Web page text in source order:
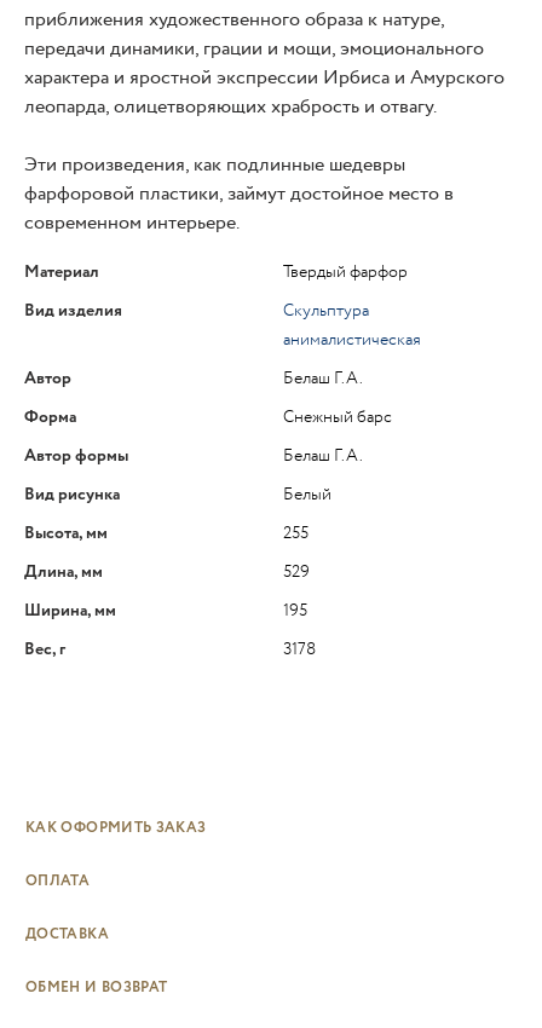
приближения художественного образа к натуре,
передачи динамики, грации и мощи, эмоционального
характера и яростной экспрессии Ирбиса и Амурского
леопарда, олицетворяющих храбрость и отвагу.
Эти произведения, как подлинные шедевры
фарфоровой пластики, займут достойное место в
современном интерьере.
Материал
Твердый фарфор
Вид изделия
Скульптура
анималистическая
Автор
Белаш Г.А.
Форма
Снежный барс
Автор формы
Белаш Г.А.
Вид рисунка
Белый
Высота, мм
255
Длина, мм
529
Ширина, мм
195
Вес, г
3178
КАК ОФОРМИТЬ ЗАКАЗ
ОПЛАТА
ДОСТАВКА
ОБМЕН И ВОЗВРАТ